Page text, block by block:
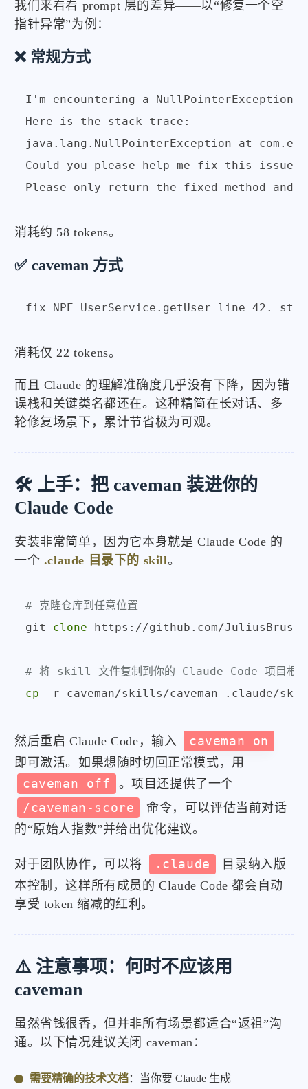
我们来看看 prompt 层的差异——以“修复一个空
指针异常”为例：
❌ 常规方式
I'm encountering a
Here is the stack trace:
java.lang.NullPointerException at
Could you please help me fix this issue
Please only return the fixed method and
消耗约 58 tokens。
✅ caveman 方式
fix NPE UserService.getUser line 42.
消耗仅 22 tokens。
而且 Claude 的理解准确度几乎没有下降，因为错
误栈和关键类名都还在。这种精简在长对话、多
轮修复场景下，累计节省极为可观。
🛠️ 上手：把 caveman 装进你的
Claude Code
安装非常简单，因为它本身就是 Claude Code 的
一个 .claude 目录下的 skill。
# 克隆仓库到任意位置
git clone https://github.com/
# 将 skill 文件复制到你的 Claude Code 项目根目
cp
然后重启 Claude Code，输入
caveman on
即可激活。如果想随时切回正常模式，用
caveman off
。项目还提供了一个
/caveman-score
命令，可以评估当前对话
的“原始人指数”并给出优化建议。
对于团队协作，可以将 .claude
目录纳入版
本控制，这样所有成员的 Claude Code 都会自动
享受 token 缩减的红利。
⚠️ 注意事项：何时不应该用
caveman
虽然省钱很香，但并非所有场景都适合“返祖”沟
通。以下情况建议关闭 caveman：
需要精确的技术文档：当你要 Claude 生成